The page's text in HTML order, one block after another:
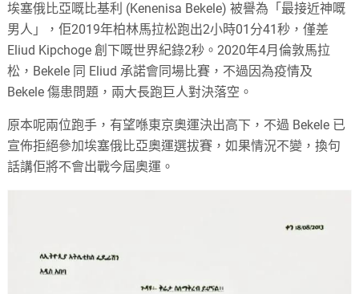
埃塞俄比亞嘅比基利 (Kenenisa Bekele) 被譽為「最接近神嘅
男人」，佢2019年柏林馬拉松跑出2小時01分41秒，僅差
Eliud Kipchoge 創下嘅世界紀錄2秒。2020年4月倫敦馬拉
松，Bekele 同 Eliud 承諾會同場比賽，不過因為疫情及
Bekele 傷患問題，兩大長跑巨人對決落空。
原本呢兩位跑手，有望喺東京奧運決出高下，不過 Bekele 已
宣佈拒絕參加埃塞俄比亞奧運選拔賽，如果情況不變，換句
話講佢將不會出戰今屆奧運。